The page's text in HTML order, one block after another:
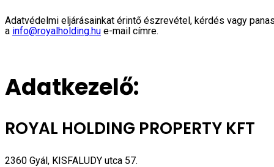
Adatvédelmi eljárásainkat érintő észrevétel, kérdés vagy
a info@royalholding.hu e-mail címre.
Adatkezelő:
ROYAL HOLDING PROPERTY KFT
2360 Gyál, KISFALUDY utca 57.